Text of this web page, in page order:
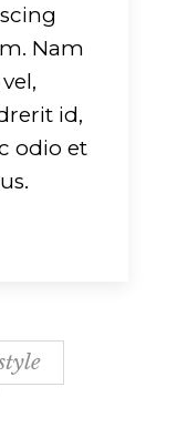
Nam
id,
odio et